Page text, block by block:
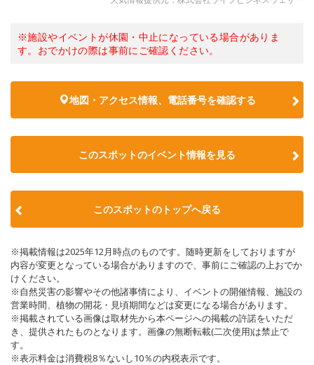
※施設やイベントが休園・中止になっている場合がありま
す。おでかけの際は事前にご確認ください。
地図・アクセス情報、電話番号を確認する
このスポットのイベント情報を見る
このスポットのトップへ戻る
※掲載情報は2025年12月時点のものです。随時更新をしておりますが
内容が変更となっている場合がありますので、事前にご確認の上おでか
けください。
※自然災害の影響やその他諸事情により、イベントの開催情報、施設の
営業時間、植物の開花・見頃期間などは変更になる場合があります。
※掲載されている画像は取材先から本ページへの掲載の許諾をいただ
き、提供されたものとなります。画像の無断転載(二次使用)は禁止で
す。
※表示料金は消費税8％ないし10％の内税表示です。